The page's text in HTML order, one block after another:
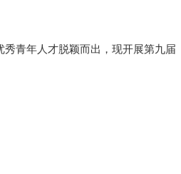
青年人才脱颖而出，现开展第九届